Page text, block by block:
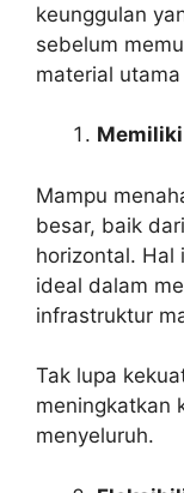
keunggulan
sebelum
material
Mampu
besar, baik
horizontal. Hal
ideal dalam
infrastruktur
Tak lupa
meningkatkan
menyeluruh.